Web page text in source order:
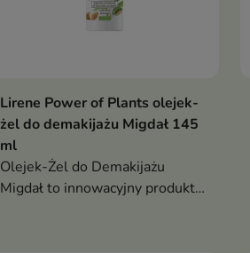
Lirene Power of Plants olejek-
żel do demakijażu Migdał 145
ml
Olejek-Żel do Demakijażu
Migdał to innowacyjny produkt